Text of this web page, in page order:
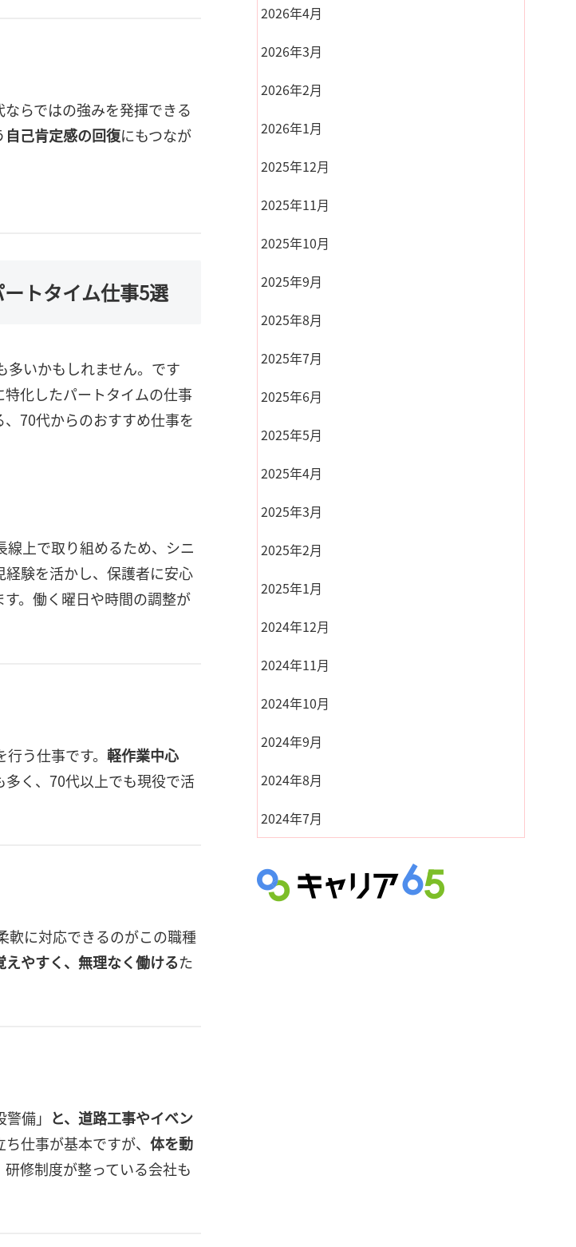
らではの強みを発揮できる
自己肯定感の回復にもつなが
トタイム仕事5選
多いかもしれません。です
化したパートタイムの仕事
70代からのおすすめ仕事を
線上で取り組めるため、シニ
経験を活かし、保護者に安心
。働く曜日や時間の調整が
う仕事です。 軽作業中心
く、70代以上でも現役で活
軟に対応できるのがこの職種
やすく、無理なく働けるた
備」 と、道路工事やイベン
仕事が基本ですが、 体を動
研修制度が整っている会社も
2026年4月
2026年3月
2026年2月
2026年1月
2025年12月
2025年11月
2025年10月
2025年9月
2025年8月
2025年7月
2025年6月
2025年5月
2025年4月
2025年3月
2025年2月
2025年1月
2024年12月
2024年11月
2024年10月
2024年9月
2024年8月
2024年7月